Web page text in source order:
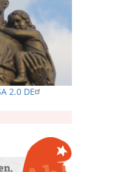
2.0 DE